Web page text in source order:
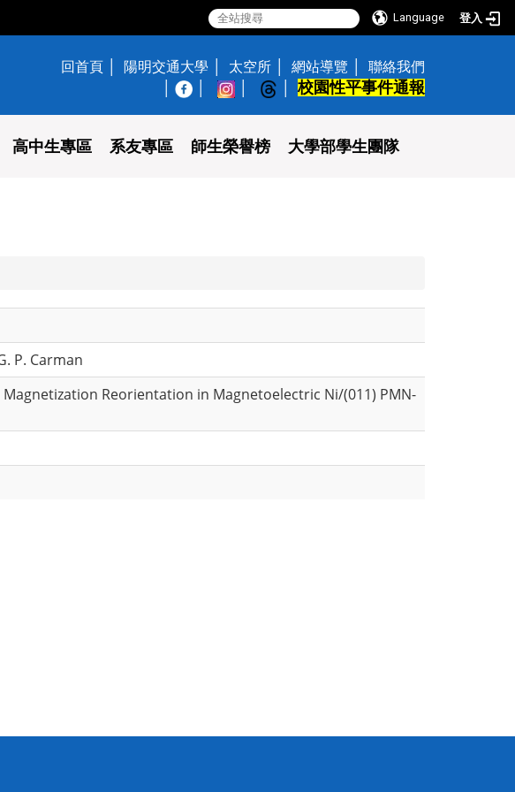
Language 登入
回首頁 陽明交通大學 太空所 網站導覽
聯絡我們
校園性平事件通報
高中生專區 系友專區 師生榮譽榜 大學部學生團隊
P. Carman
Reorientation in Magnetoelectric Ni/(011) PMN-